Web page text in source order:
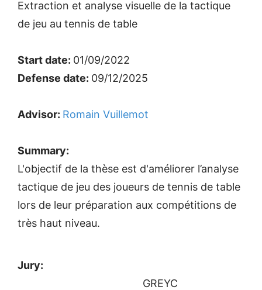
Extraction et analyse visuelle de la tactique
de jeu au tennis de table
Start date: 01/09/2022
Defense date: 09/12/2025
Advisor: Romain Vuillemot
Summary:
L'objectif de la thèse est d'améliorer l’analyse
tactique de jeu des joueurs de tennis de table
lors de leur préparation aux compétitions de
très haut niveau.
Jury:
GREYC